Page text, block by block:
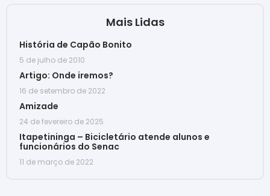
Mais Lidas
História de Capão Bonito
5 de julho de 2010
Artigo: Onde iremos?
16 de setembro de 2022
Amizade
24 de fevereiro de 2025
Itapetininga – Bicicletário atende alunos e
funcionários do Senac
11 de março de 2022